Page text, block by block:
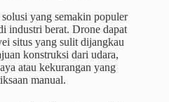
yang semakin populer
industri berat. Drone dapat
situs yang sulit dijangkau
konstruksi dari udara,
atau kekurangan yang
manual.